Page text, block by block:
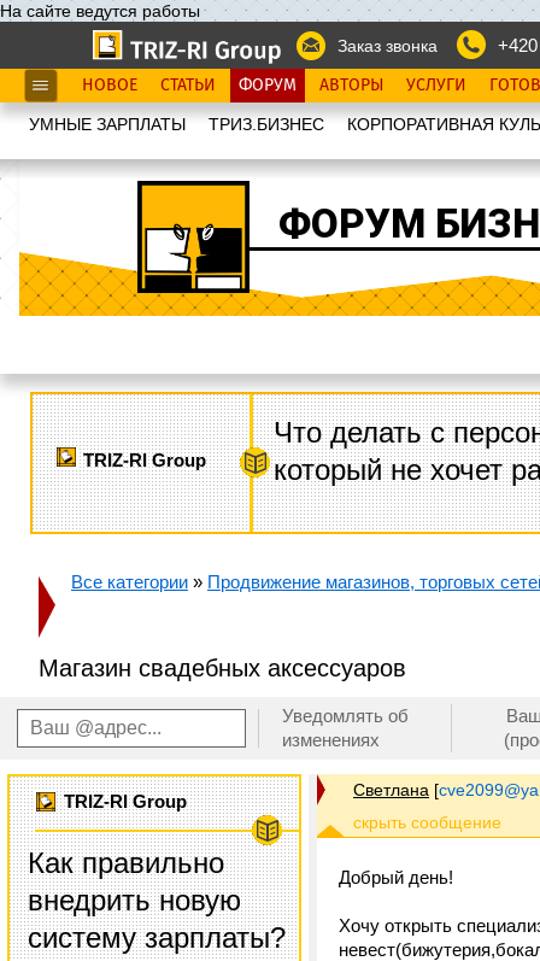
На сайте ведутся работы
Заказ звонка
НОВОЕ СТАТЬИ ФОРУМ АВТОРЫ УСЛУГИ
УМНЫЕ ЗАРПЛАТЫ ТРИЗ.БИЗНЕС КОРПОРАТИВНАЯ
ФОРУМ
TRIZ-RI Group
Что делать с
который не хочет
Все категории » Продвижение магазинов, торговых
Магазин свадебных аксессуаров
Уведомлять об
изменениях
TRIZ-RI Group
Как правильно
внедрить новую
систему зарплаты?
Светлана [
Добрый день!
Хочу открыть